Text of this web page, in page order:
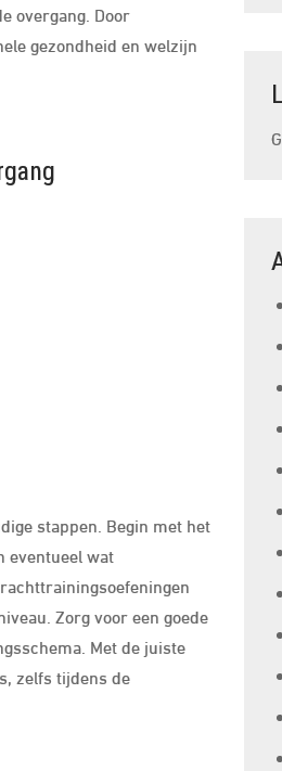
overgang. Door
gezondheid en welzijn
stappen. Begin met het
eventueel wat
Zorg voor een goede
Met de juiste
zelfs tijdens de